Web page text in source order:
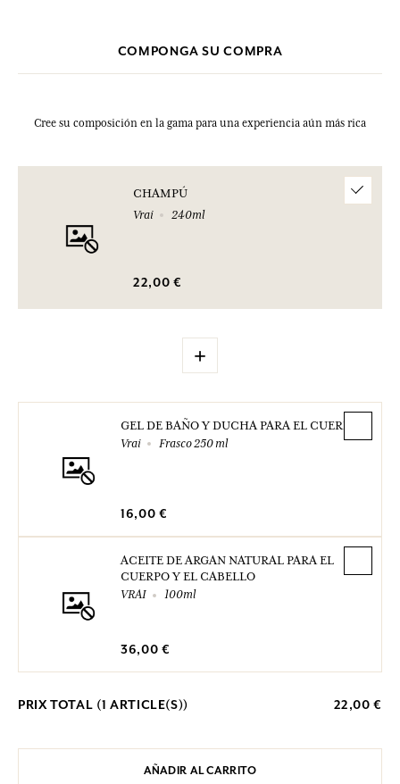
COMPONGA SU COMPRA
Cree su composición en la gama para una experiencia aún más rica
CHAMPÚ
Vrai
240ml
22,00 €
+
GEL DE BAÑO Y DUCHA PARA EL CUERPO
Vrai
Frasco 250 ml
16,00 €
ACEITE DE ARGAN NATURAL PARA EL
CUERPO Y EL CABELLO
VRAI
100ml
36,00 €
PRIX TOTAL (1 ARTICLE(S)) 22,00 €
AÑADIR AL CARRITO